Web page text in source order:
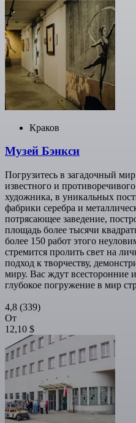
Краков
Музей Бэнкси
Погрузитесь в загадочный
известного и
художника, в уникальных
фабрики серебра и
потрясающее заведение,
площадь более тысячи
более 150 работ этого
стремится пролить свет на
подход к творчеству,
миру. Вас ждут всесторонние
глубокое погружение в мир
4,8 (339)
От
12,10 $